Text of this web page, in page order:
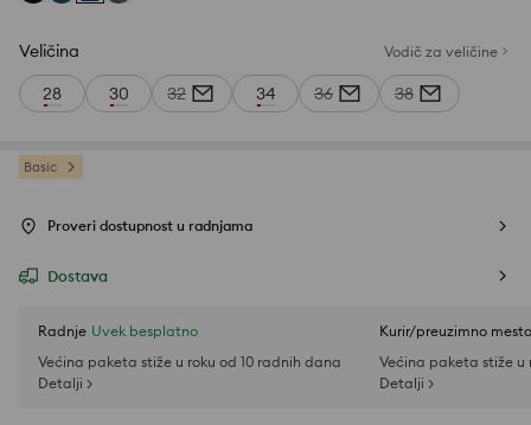
Veličina Vodič za veličine
28 30 32 34 36 38
Basic
Proveri dostupnost u radnjama
Dostava
Radnje Uvek besplatno
Većina paketa stiže u roku od 10 radnih dana
Detalji >
Kurir/preuzimno mesto
Većina paketa stiže u
Detalji >